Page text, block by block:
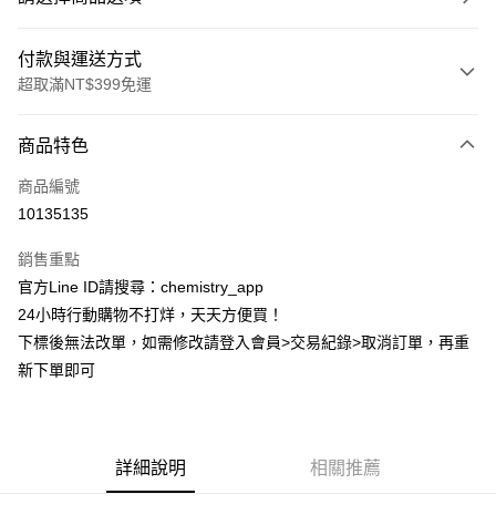
付款與運送方式
超取滿NT$399免運
信用卡一次付款
超商取貨付款
Apple Pay
街口支付
悠遊付
全家取貨付款
商品特色
商品編號
10135135
銷售重點
官方Line ID請搜尋：chemistry_app
24小時行動購物不打烊，天天方便買！
下標後無法改單，如需修改請登入會員>交易紀錄>取消訂單，再重
新下單即可
詳細說明 相關推薦